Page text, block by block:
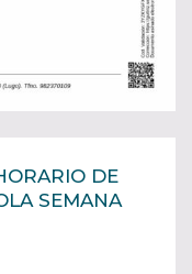
DE
SEMANA